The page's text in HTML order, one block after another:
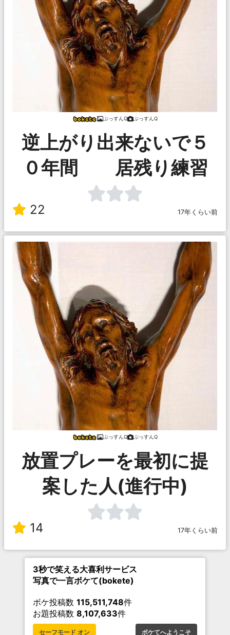
ぷっすんQ ぷっすんQ
逆上がり出来ないで５
０年間 居残り練習
22 17年くらい前
ぷっすんQ ぷっすんQ
放置プレーを最初に提
案した人(進行中)
14 17年くらい前
3秒で笑える大喜利サービス
写真で一言ボケて(bokete)
ボケ投稿数 115,511,748件
お題投稿数 8,107,633件
セーフモード オン ボケてへようこそ